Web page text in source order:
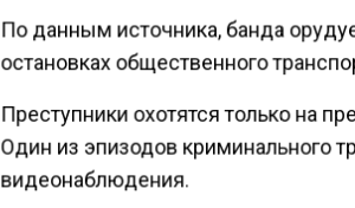
По данным источника, банда
остановках общественного
Преступники охотятся только на
Один из эпизодов криминального
видеонаблюдения.